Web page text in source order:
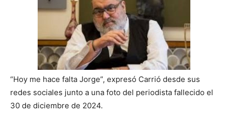
se
ve…
“Hoy me hace falta Jorge”, expresó Carrió desde sus
redes sociales junto a una foto del periodista fallecido el
30 de diciembre de 2024.